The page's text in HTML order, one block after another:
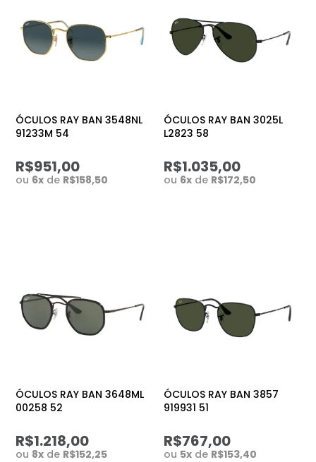
ÓCULOS RAY BAN 3548NL
91233M 54
R$951,00
ou 6x de R$158,50
ÓCULOS RAY BAN 3025L
L2823 58
R$1.035,00
ou 6xde R$172,50
ÓCULOS RAY BAN 3648ML
00258 52
R$1.218,00
ou 8x de R$152,25
ÓCULOS RAY BAN 3857
919931 51
R$767,00
ou 5xde R$153,40